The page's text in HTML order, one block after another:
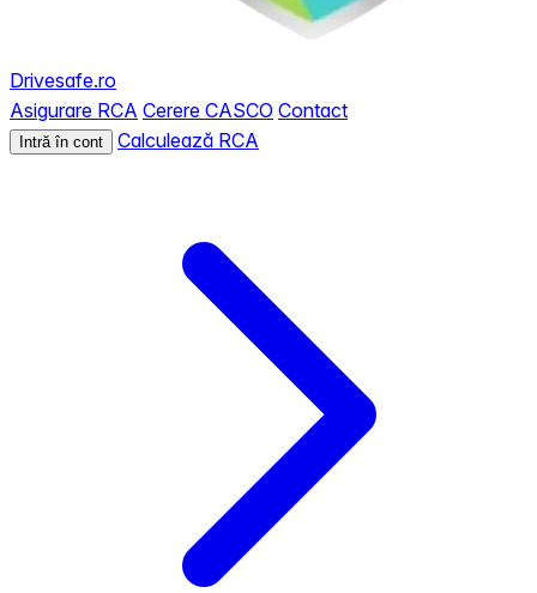
Drivesafe.ro
Asigurare RCA Cerere CASCO Contact
Intră în cont Calculează RCA